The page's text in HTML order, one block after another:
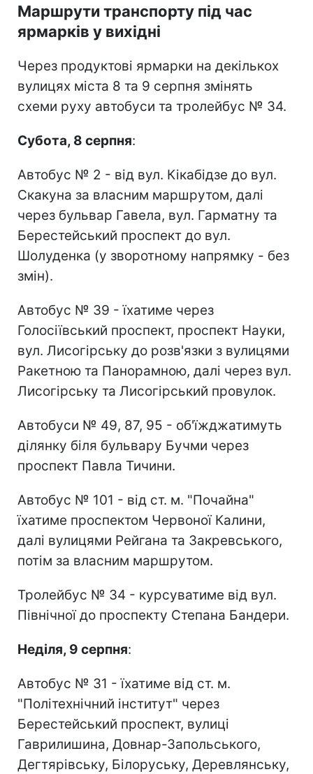
Маршрути транспорту під час
ярмарків у вихідні
Через продуктові ярмарки на декількох
вулицях міста 8 та 9 серпня змінять
схеми руху автобуси та тролейбус № 34.
Субота, 8 серпня:
Автобус № 2 - від вул. Кікабідзе до вул.
Скакуна за власним маршрутом, далі
через бульвар Гавела, вул. Гарматну та
Берестейський проспект до вул.
Шолуденка (у зворотному напрямку - без
змін).
Автобус № 39 - їхатиме через
Голосіївський проспект, проспект Науки,
вул. Лисогірську до розв'язки з вулицями
Ракетною та Панорамною, далі через вул.
Лисогірську та Лисогірський провулок.
Автобуси № 49, 87, 95 - об'їжджатимуть
ділянку біля бульвару Бучми через
проспект Павла Тичини.
Автобус № 101 - від ст. м. "Почайна"
їхатиме проспектом Червоної Калини,
далі вулицями Рейгана та Закревського,
потім за власним маршрутом.
Тролейбус № 34 - курсуватиме від вул.
Північної до проспекту Степана Бандери.
Неділя, 9 серпня:
Автобус № 31 - їхатиме від ст. м.
"Політехнічний інститут" через
Берестейський проспект, вулиці
Гаврилишина, Довнар-Запольського,
Дегтярівську, Білоруську, Деревлянську,